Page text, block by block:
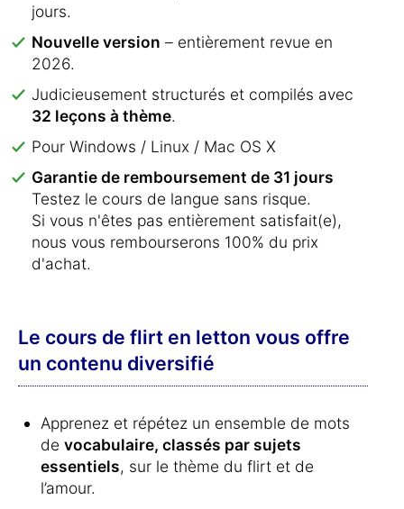
jours.
Nouvelle version – entièrement revue en
2026.
Judicieusement structurés et compilés avec
32 leçons à thème.
Pour Windows / Linux / Mac OS X
Garantie de remboursement de 31 jours
Testez le cours de langue sans risque.
Si vous n'êtes pas entièrement satisfait(e),
nous vous rembourserons 100% du prix
d'achat.
Le cours de flirt en letton vous offre
un contenu diversifié
Apprenez et répétez un ensemble de mots
de vocabulaire, classés par sujets
essentiels, sur le thème du flirt et de
l’amour.